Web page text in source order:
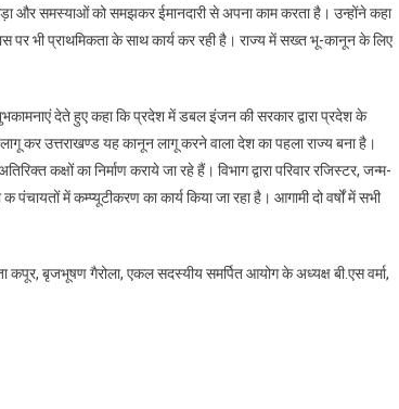
और समस्याओं को समझकर ईमानदारी से अपना काम करता है। उन्होंने कहा
पर भी प्राथमिकता के साथ कार्य कर रही है। राज्य में सख्त भू-कानून के लिए
देते हुए कहा कि प्रदेश में डबल इंजन की सरकार द्वारा प्रदेश के
कर उत्तराखण्ड यह कानून लागू करने वाला देश का पहला राज्य बना है।
कक्षों का निर्माण कराये जा रहे हैं। विभाग द्वारा परिवार रजिस्टर, जन्म-
में कम्प्यूटीकरण का कार्य किया जा रहा है। आगामी दो वर्षों में सभी
बृजभूषण गैरोला, एकल सदस्यीय समर्पित आयोग के अध्यक्ष बी.एस वर्मा,